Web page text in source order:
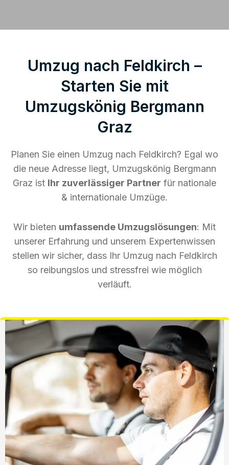
Umzug nach Feldkirch –
Starten Sie mit
Umzugskönig Bergmann
Graz
Planen Sie einen Umzug nach Feldkirch? Egal wo
die neue Adresse liegt, Umzugskönig Bergmann
Graz ist Ihr zuverlässiger Partner für nationale
& internationale Umzüge.
Wir bieten umfassende Umzugslösungen: Mit
unserer Erfahrung und unserem Expertenwissen
stellen wir sicher, dass Ihr Umzug nach Feldkirch
so reibungslos und stressfrei wie möglich
verläuft.